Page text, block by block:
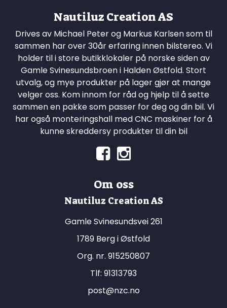
Nautiluz Creation AS
Drives av Michael Peter og Markus Karlsen som til
sammen har over 30år erfaring innen bilstereo. Vi
holder til i store butikklokaler på norske siden av
Gamle Svinesundsbroen i Halden Østfold. Stort
utvalg, og mye produkter på lager gjør at mange
velger oss. Kom innom for råd og hjelp til å sette
sammen en pakke som passer for deg og din bil. Vi
har også monteringshall med CNC maskiner for å
kunne skreddersy produkter til din bil
Om oss
Nautiluz Creation AS
Gamle Svinesundsvei 261
1789 Berg i Østfold
Org. nr. 915250807
Tlf: 91313793
post@nzc.no